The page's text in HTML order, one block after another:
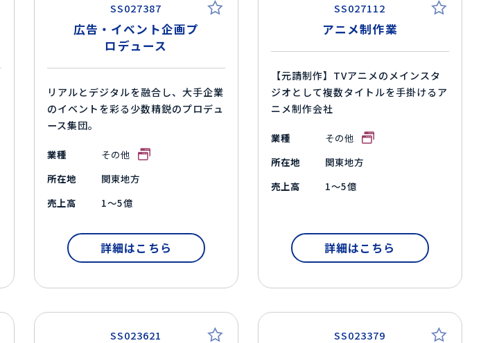
SS027387
広告・イベント企画プ
ロデュース
リアルとデジタルを融合し、大手企業
のイベントを彩る少数精鋭のプロデュ
ース集団。
業種
その他
所在地
関東地方
売上高
1～5億
詳細はこちら
SS027112
アニメ制作業
【元請制作】TVアニメのメインスタ
ジオとして複数タイトルを手掛けるア
ニメ制作会社
業種
その他
所在地
関東地方
売上高
1～5億
詳細はこちら
SS023621 SS023379